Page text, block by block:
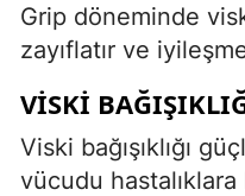
Grip döneminde
zayıflatır ve
VISKI
Viski bağışıklığı
vücudu hastalıklara